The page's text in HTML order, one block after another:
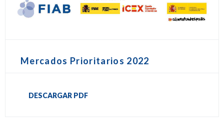
Mercados Prioritarios 2022
DESCARGAR PDF